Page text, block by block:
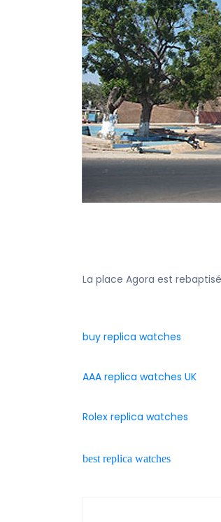
La place Agora est
buy replica watches
AAA replica watches UK
Rolex replica watches
best replica watches